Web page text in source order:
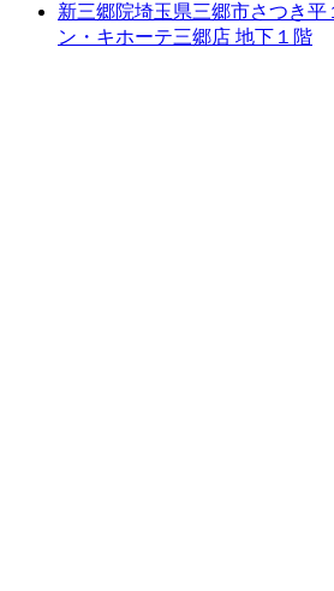
新三郷院埼玉県三郷市さつき平
ン・キホーテ三郷店 地下１階